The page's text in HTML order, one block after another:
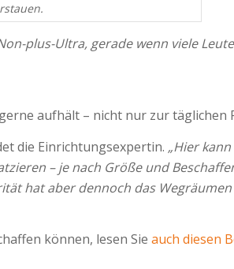
plus-Ultra, gerade wenn viele
aufhält – nicht nur zur täglichen
die Einrichtungsexpertin. „Hier
– je nach Größe und
hat aber dennoch das
können, lesen Sie auch diesen